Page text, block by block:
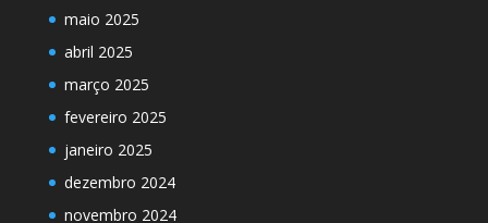
maio 2025
abril 2025
março 2025
fevereiro 2025
janeiro 2025
dezembro 2024
novembro 2024